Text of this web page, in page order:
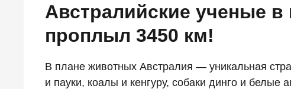
Австралийские ученые в
проплыл 3450 км!
В плане животных Австралия — уникальная
и пауки, коалы и кенгуру, собаки динго и белые